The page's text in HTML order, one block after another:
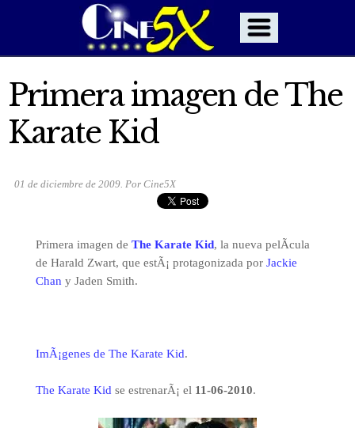
Primera imagen de The
Karate Kid
01 de diciembre de 2009. Por Cine5X
Primera imagen de The Karate Kid, la nueva pelÃ­cula
de Harald Zwart, que estÃ¡ protagonizada por Jackie
Chan y Jaden Smith.
ImÃ¡genes de The Karate Kid.
The Karate Kid se estrenarÃ¡ el 11-06-2010.